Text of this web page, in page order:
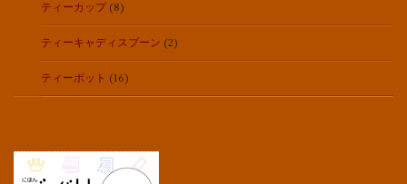
ティーカップ (8)
ティーキャディスプーン (2)
ティーポット (16)